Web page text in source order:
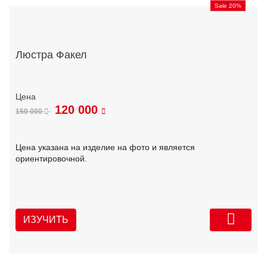
Sale 20%
Люстра Факел
150 000 120 000
Цена указана на изделие на фото и является
ориентировочной.
ИЗУЧИТЬ